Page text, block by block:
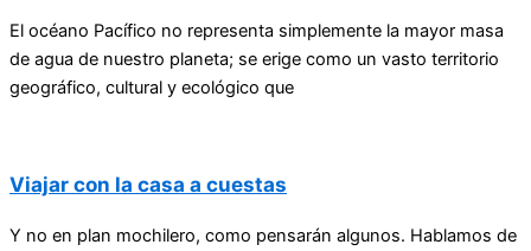
El océano Pacífico no representa simplemente la mayor masa
de agua de nuestro planeta; se erige como un vasto territorio
geográfico, cultural y ecológico que
Viajar con la casa a cuestas
Y no en plan mochilero, como pensarán algunos. Hablamos de